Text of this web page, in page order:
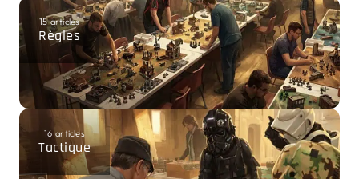
15 articles
Règles
16 articles
Tactique